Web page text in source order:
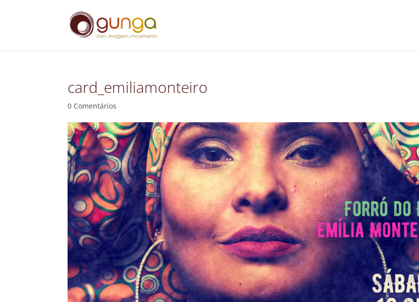
card_emiliamonteiro
0 Comentários